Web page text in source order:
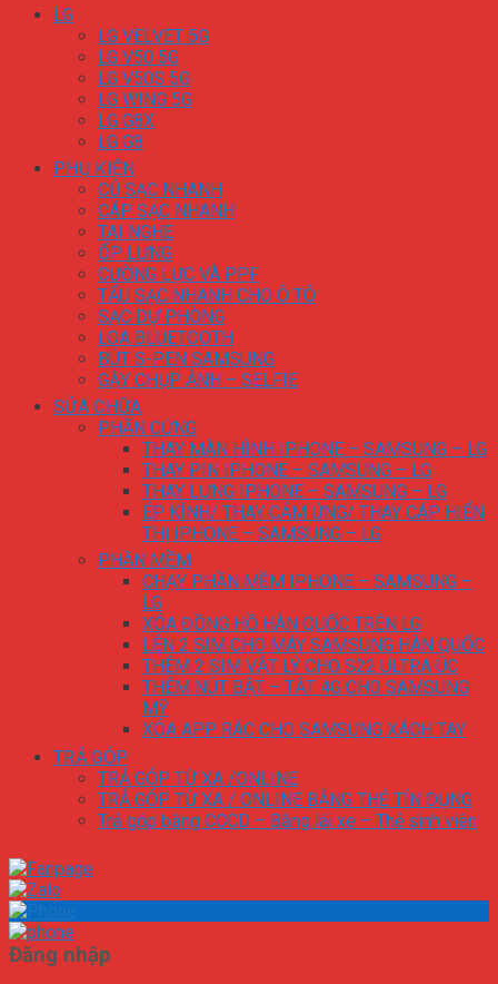
LG
LG VELVET 5G
LG V50 5G
LG V50S 5G
LG WING 5G
LG G8X
LG G8
PHỤ KIỆN
CỦ SẠC NHANH
CÁP SẠC NHANH
TAI NGHE
ỐP LƯNG
CƯỜNG LỰC VÀ PPF
TẨU SẠC NHANH CHO Ô TÔ
SẠC DỰ PHÒNG
LOA BLUETOOTH
BÚT S-PEN SAMSUNG
GẬY CHỤP ẢNH – SELFIE
SỬA CHỮA
PHẦN CỨNG
THAY MÀN HÌNH IPHONE – SAMSUNG – LG
THAY PIN IPHONE – SAMSUNG – LG
THAY LƯNG IPHONE – SAMSUNG – LG
ÉP KÍNH/ THAY CẢM ỨNG/ THAY CÁP HIỂN
THỊ IPHONE – SAMSUNG – LG
PHẦN MỀM
CHẠY PHẦN MỀM IPHONE – SAMSUNG –
LG
XÓA ĐỒNG HỒ HÀN QUỐC TRÊN LG
LÊN 2 SIM CHO MÁY SAMSUNG HÀN QUỐC
THÊM 2 SIM VẬT LÝ CHO S22 ULTRA ÚC
THÊM NÚT BẬT – TẮT 4G CHO SAMSUNG
MỸ
XÓA APP RÁC CHO SAMSUNG XÁCH TAY
TRẢ GÓP
TRẢ GÓP TỪ XA /ONLINE
TRẢ GÓP TỪ XA / ONLINE BẰNG THẺ TÍN DỤNG
Trả góp bằng CCCD – Bằng lái xe – Thẻ sinh viên
Đăng nhập